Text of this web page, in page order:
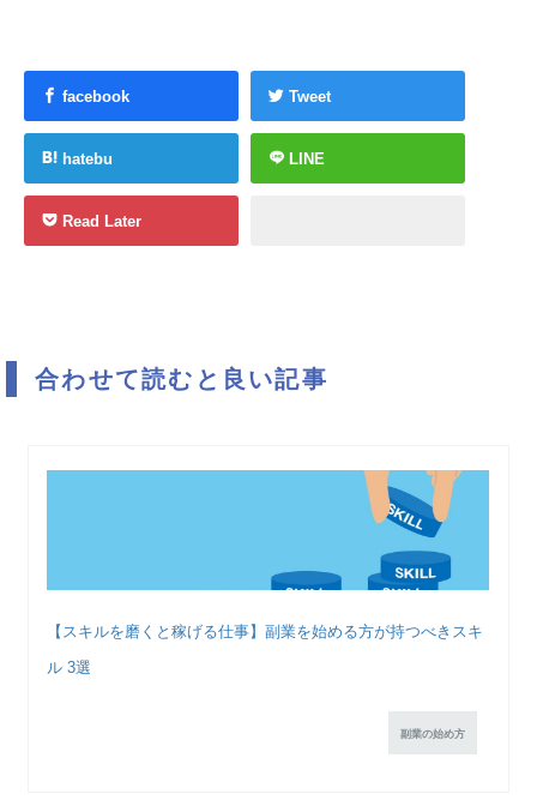
facebook Tweet
hatebu LINE
Read Later
合わせて読むと良い記事
【スキルを磨くと稼げる仕事】副業を始める方が持つべきスキ
ル 3選
副業の始め方